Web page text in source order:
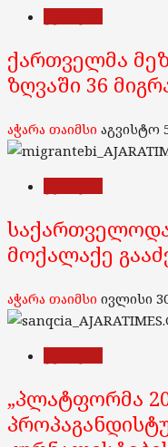
ქართველმა
ზღვაში 36
აჭარა თაიმსი აგვისტო
მოქალაქე
აჭარა თაიმსი ივლისი
„პლატფორმა